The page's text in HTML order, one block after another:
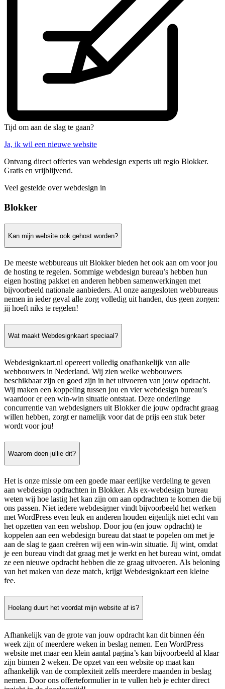
Tijd om aan de slag te gaan?
Ja, ik wil een nieuwe website
Ontvang direct offertes van webdesign experts uit regio Blokker.
Gratis en vrijblijvend.
Veel gestelde over webdesign in
Blokker
Kan mijn website ook gehost worden?
De meeste webbureaus uit Blokker bieden het ook aan om voor jou
de hosting te regelen. Sommige webdesign bureau’s hebben hun
eigen hosting pakket en anderen hebben samenwerkingen met
bijvoorbeeld nationale aanbieders. Al onze aangesloten webbureaus
nemen in ieder geval alle zorg volledig uit handen, dus geen zorgen:
jij hoeft niks te regelen!
Wat maakt Webdesignkaart speciaal?
Webdesignkaart.nl opereert volledig onafhankelijk van alle
webbouwers in Nederland. Wij zien welke webbouwers
beschikbaar zijn en goed zijn in het uitvoeren van jouw opdracht.
Wij maken een koppeling tussen jou en vier webdesign bureau’s
waardoor er een win-win situatie ontstaat. Deze onderlinge
concurrentie van webdesigners uit Blokker die jouw opdracht graag
willen hebben, zorgt er namelijk voor dat de prijs een stuk beter
wordt voor jou!
Waarom doen jullie dit?
Het is onze missie om een goede maar eerlijke verdeling te geven
aan webdesign opdrachten in Blokker. Als ex-webdesign bureau
weten wij hoe lastig het kan zijn om aan opdrachten te komen die bij
ons passen. Niet iedere webdesigner vindt bijvoorbeeld het werken
met WordPress even leuk en anderen houden eigenlijk niet echt van
het opzetten van een webshop. Door jou (en jouw opdracht) te
koppelen aan een webdesign bureau dat staat te popelen om met je
aan de slag te gaan creëren wij een win-win situatie. Jij wint, omdat
je een bureau vindt dat graag met je werkt en het bureau wint, omdat
ze een nieuwe opdracht hebben die ze graag uitvoeren. Als beloning
van het maken van deze match, krijgt Webdesignkaart een kleine
fee.
Hoelang duurt het voordat mijn website af is?
Afhankelijk van de grote van jouw opdracht kan dit binnen één
week zijn of meerdere weken in beslag nemen. Een WordPress
website met maar een klein aantal pagina’s kan bijvoorbeeld al klaar
zijn binnen 2 weken. De opzet van een website op maat kan
afhankelijk van de complexiteit zelfs meerdere maanden in beslag
nemen. Door ons offerteformulier in te vullen heb je echter direct